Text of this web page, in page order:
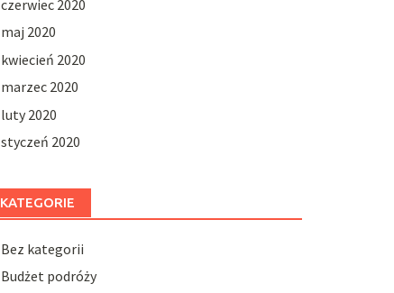
czerwiec 2020
maj 2020
kwiecień 2020
marzec 2020
luty 2020
styczeń 2020
KATEGORIE
Bez kategorii
Budżet podróży